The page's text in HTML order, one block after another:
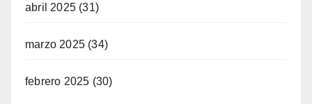
abril 2025 (31)
marzo 2025 (34)
febrero 2025 (30)